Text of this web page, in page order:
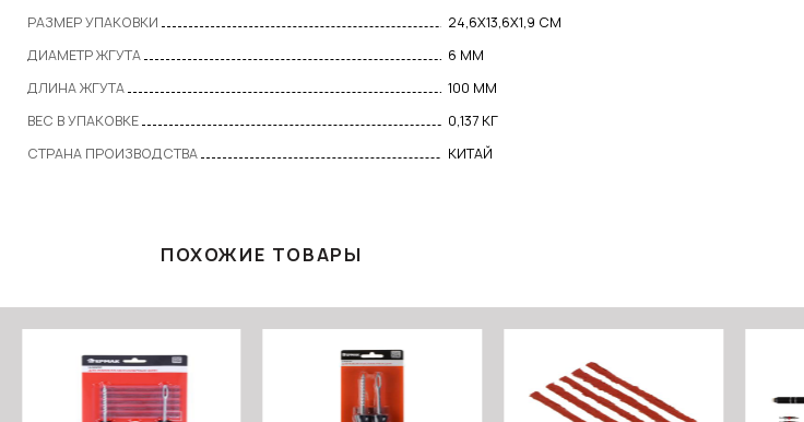
РАЗМЕР УПАКОВКИ
24,6X13,6X1,9 СМ
ДИАМЕТР ЖГУТА
6 ММ
ДЛИНА ЖГУТА
100 ММ
ВЕС В УПАКОВКЕ
0,137 КГ
СТРАНА ПРОИЗВОДСТВА
КИТАЙ
ПОХОЖИЕ ТОВАРЫ